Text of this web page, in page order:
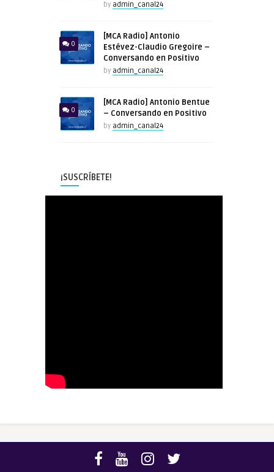
by admin_canal24
0
[MCA Radio] Antonio
Estévez-Claudio Gregoire –
Conversando en Positivo
by admin_canal24
0
[MCA Radio] Antonio Bentue
– Conversando en Positivo
by admin_canal24
¡SUSCRÍBETE!